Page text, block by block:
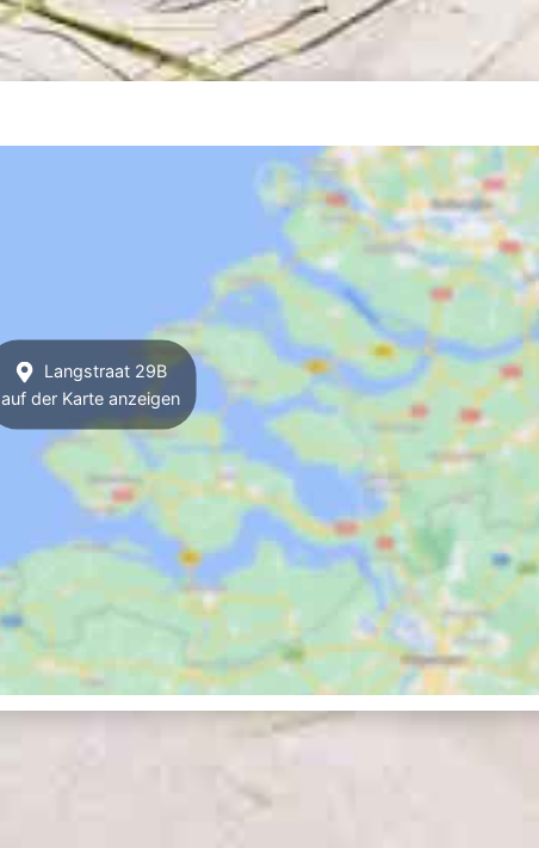
Langstraat 29B
auf der Karte anzeigen